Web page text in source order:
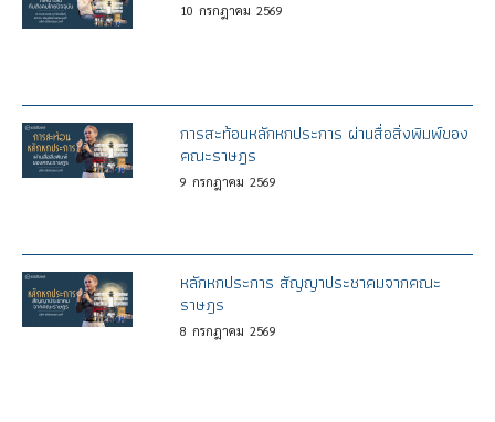
10 กรกฎาคม 2569
การสะท้อนหลักหกประการ ผ่านสื่อสิ่งพิมพ์ของ
คณะราษฎร
9 กรกฎาคม 2569
หลักหกประการ สัญญาประชาคมจากคณะ
ราษฎร
8 กรกฎาคม 2569